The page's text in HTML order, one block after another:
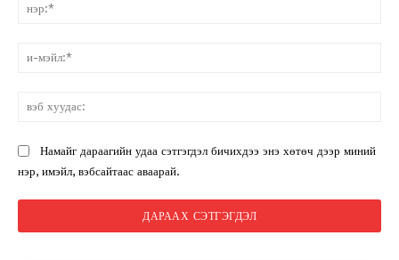
Намайг дараагийн удаа сэтгэгдэл бичихдээ энэ хөтөч дээр миний
нэр, имэйл, вэбсайтаас аваарай.